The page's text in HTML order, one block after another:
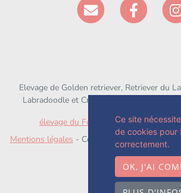
Elevage de Golden retriever, Retriever du
Labradoodle et Croisé depuis 1994 situé
élevage du Fond de la Noye sur
Mentions légales - Copyright© élevage du
Site créé avec
WeBreed
Ce site
de cookies pour
correctement.
OK, J'AI